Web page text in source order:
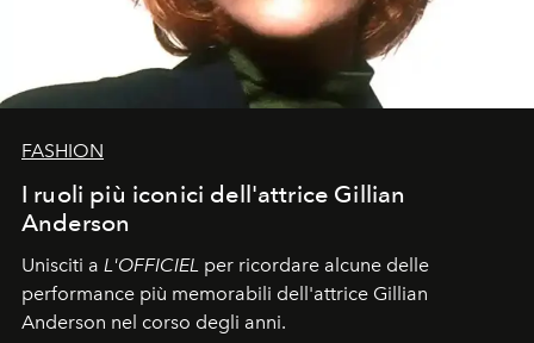
FASHION
I ruoli più iconici dell'attrice Gillian
Anderson
Unisciti a L'OFFICIEL per ricordare alcune delle
performance più memorabili dell'attrice Gillian
Anderson nel corso degli anni.